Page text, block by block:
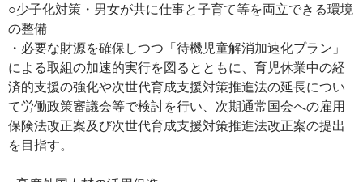
○少子化対策・男女が共に仕事と子育て等を両立できる環境
の整備
・必要な財源を確保しつつ「待機児童解消加速化プラン」
による取組の加速的実行を図るとともに、育児休業中の経
済的支援の強化や次世代育成支援対策推進法の延長につい
て労働政策審議会等で検討を行い、次期通常国会への雇用
保険法改正案及び次世代育成支援対策推進法改正案の提出
を目指す。